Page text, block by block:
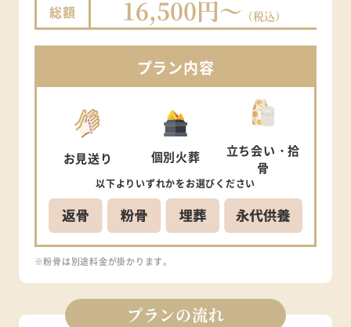
総額 16,500円～ （税込）
プラン内容
お見送り 個別火葬 立ち会い ・拾
骨
以下より いずれかをお選びください
※粉骨は別途料金が掛かります。
プランの流れ